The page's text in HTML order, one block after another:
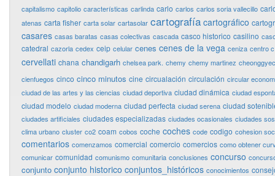
capitalismo capitolio características carlinda carlo carlos carlos soria vallecillo
atenas carta fisher carta solar cartasolar cartografía cartográfico
casares casas baratas casas colectivas cascada casco historico casilino
catedral cazorla cedex ceip celular cenes cenes de la vega ceniza centro
cervellati chana chandigarh chelsea park. chemy chemy martinez
cienfuegos cinco cinco minutos cine circualación circulación circular
ciudad de las artes y las ciencias ciudad deportiva ciudad dinámica ciudad
ciudad modelo ciudad moderna ciudad perfecta ciudad serena ciudad
ciudades artificiales ciudades especializadas ciudades ocasionales ciudades
clima urbano cluster co2 coam cobos coche coches code codigo cohesion
comentarios comenzamos comercial comercio comercios como obtener
comunicar comunidad comunismo comunitaria conclusiones concurso
conjunto conjunto historico conjuntos_históricos conocimientos